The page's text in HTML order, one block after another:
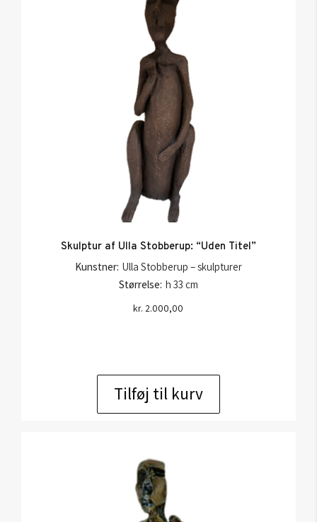
Skulptur af Ulla Stobberup: “Uden Titel”
Kunstner: Ulla Stobberup – skulpturer
Størrelse: h 33 cm
kr. 2.000,00
Tilføj til kurv